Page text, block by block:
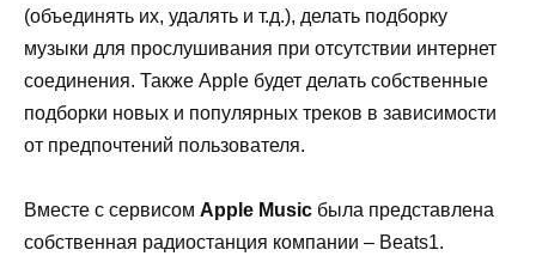
(объединять их, удалять и т.д.), делать подборку
музыки для прослушивания при отсутствии интернет
соединения. Также Apple будет делать собственные
подборки новых и популярных треков в зависимости
от предпочтений пользователя.
Вместе с сервисом Apple Music была представлена
собственная радиостанция компании – Beats1.